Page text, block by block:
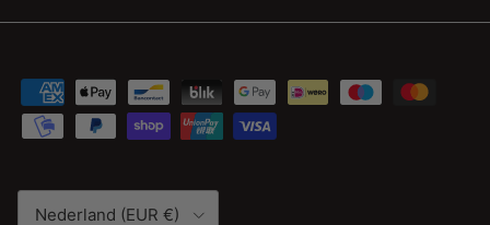
Land/Regio
Nederland (EUR €)